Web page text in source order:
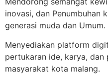
inovasi, dan Penumbuhan
generasi muda dan Umum.
Menyediakan platform
pertukaran ide, karya, dan
masyarakat kota malang.